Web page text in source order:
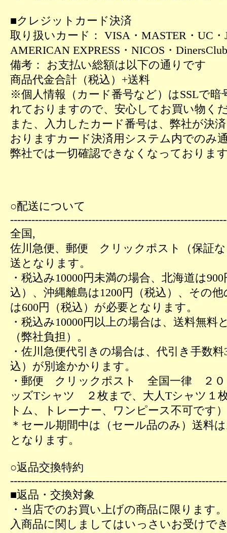
■クレジットカード決済
取り扱いカード： VISA・MASTER・UC・
AMERICAN EXPRESS・NICOS・DinersClub
備考： お支払い総額は以下の通りです
商品代金合計（税込）+送料
※個人情報（カード番号など）はSSLで暗
れておりますので、安心してお買い物く
また、入力したカード番号は、弊社が決
おりますカード決済用システム内でのみ
弊社では一切確認できなくなっておりま
○配送について
全国,
佐川急便、郵便 クリックポスト（保証
送となります。
・税込み10000円未満の場合、北海道は
込）、沖縄離島は1200円（税込）、その
は600円（税込）が必要となります。
・税込み10000円以上の場合は、送料無料
（弊社負担）。
・佐川急便代引きの場合は、代引き手数料
込）が別途かかります。
・郵便 クリックポスト 全国一律 ２
ッズTシャツ ２枚まで、大人Tシャツ１
トム、トレーナー、ワンピース不可です）
＊セール期間中は（セール品のみ）送料
となります。
○返品交換特約
■返品・交換対象
・当店でのお買い上げの商品に限ります
入商品に関しましてはいっさいお受けで